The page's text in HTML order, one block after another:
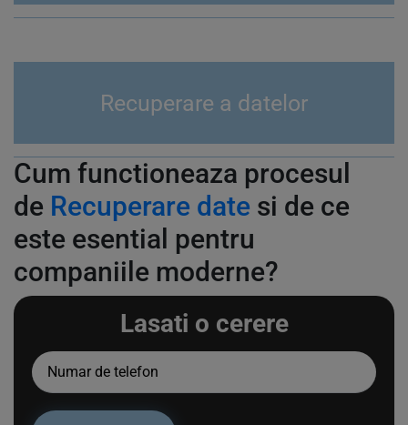
Recuperare a datelor
Cum functioneaza procesul
de Recuperare date si de ce
este esential pentru
companiile moderne?
Lasati o cerere